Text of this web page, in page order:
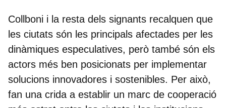
Collboni i la resta dels signants recalquen que
les ciutats són les principals afectades per les
dinàmiques especulatives, però també són els
actors més ben posicionats per implementar
solucions innovadores i sostenibles. Per això,
fan una crida a establir un marc de cooperació